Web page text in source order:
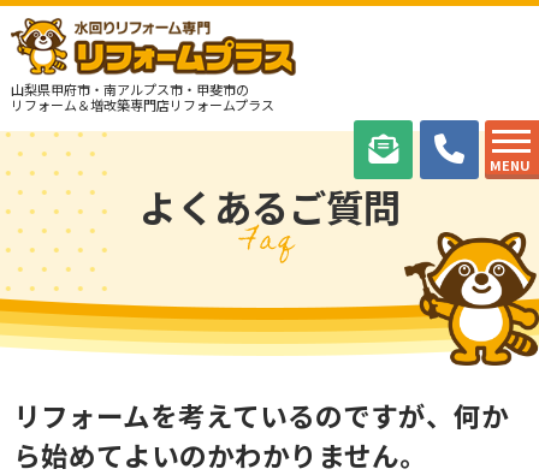
山梨県甲府市・南アルプス市・甲斐市の
リフォーム＆増改築専門店リフォームプラス
MENU
よくあるご質問
Faq
リフォームを考えているのですが、何か
ら始めてよいのかわかりません。